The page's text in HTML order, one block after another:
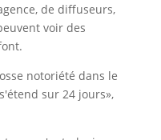
de diffuseurs,
voir des
notoriété dans le
sur 24 jours»,